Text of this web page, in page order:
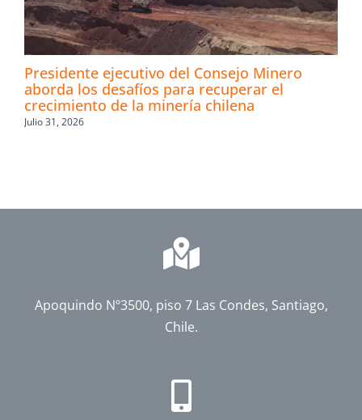
Presidente ejecutivo del Consejo Minero
aborda los desafíos para recuperar el
crecimiento de la minería chilena
Julio 31, 2026
Apoquindo Nº3500, piso 7 Las Condes, Santiago,
Chile.